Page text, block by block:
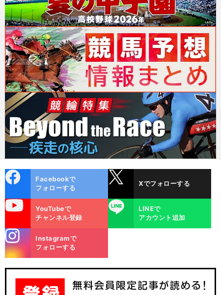
ok
Facebookで
フォローする
Xでフォローする
YouTubeで
チャンネル登録
LINE
LINEで
アカウント追加
m
Instagramで
フォローする